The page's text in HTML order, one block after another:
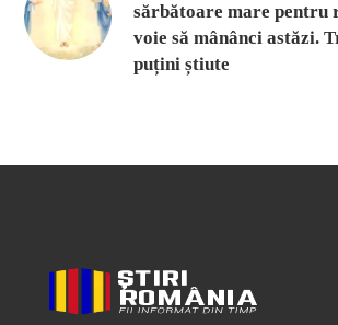
sărbătoare mare pentru
voie să mânânci astăzi.
puțini știute